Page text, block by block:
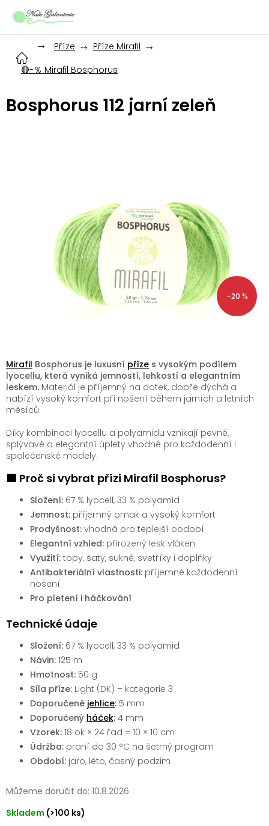
Příze
Příze Mirafil
🔴-％ Mirafil Bosphorus
Bosphorus 112 jarní zeleň
–20 %
Skladem (>100 ks)
Můžeme doručit do: 10.8.2026
Mirafil Bosphorus je luxusní příze s vysokým podílem
lyocellu, která vyniká jemností, lehkostí a elegantním
leskem. Materiál je příjemný na dotek, dobře dýchá a
nabízí vysoký komfort při nošení během jarních a letních
měsíců.
Díky kombinaci lyocellu a polyamidu vznikají pevné,
splývavé a elegantní úplety vhodné pro každodenní i
společenské modely.
🟩 Proč si vybrat přízi Mirafil Bosphorus?
Složení: 67 % lyocell, 33 % polyamid
Jemnost: příjemný omak a vysoký komfort
Prodyšnost: vhodná pro teplejší období
Elegantní vzhled: přirozený lesk vláken
Využití: topy, šaty, sukně, svetříky i doplňky
Antibakteriální vlastnosti: příjemné každodenní
nošení
Pro pletení i háčkování
Technické údaje
Složení: 67 % lyocell, 33 % polyamid
Návin: 125 m
Hmotnost: 50 g
Síla příze: Light (DK) – kategorie 3
Doporučené jehlice: 5 mm
Doporučený háček: 4 mm
Vzorek: 18 ok × 24 řad = 10 × 10 cm
Údržba: praní do 30 °C na šetrný program
Období: jaro, léto, časný podzim